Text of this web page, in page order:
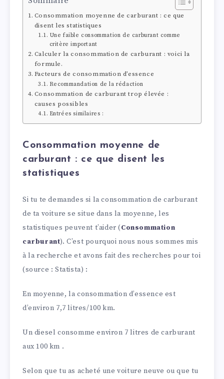
Consommation moyenne de carburant : ce que
disent les statistiques
Une faible consommation de carburant comme
critère important
Calculer la consommation de carburant : voici la
formule.
Facteurs de consommation d’essence
Recommandation de la rédaction
Consommation de carburant trop élevée :
causes possibles
Entrées similaires :
Consommation moyenne de
carburant : ce que disent les
statistiques
Si tu te demandes si la consommation de carburant
de ta voiture se situe dans la moyenne, les
statistiques peuvent t’aider (Consommation
carburant). C’est pourquoi nous nous sommes mis
à la recherche et avons fait des recherches pour toi
(source : Statista) :
En moyenne, la consommation d’essence est
d’environ 7,7 litres/100 km.
Un diesel consomme environ 7 litres de carburant
aux 100 km .
Selon que tu as acheté une voiture neuve ou que tu